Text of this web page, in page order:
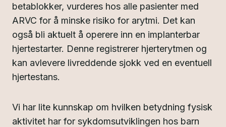
betablokker, vurderes hos alle pasienter med
ARVC for å minske risiko for arytmi. Det kan
også bli aktuelt å operere inn en implanterbar
hjertestarter. Denne registrerer hjerterytmen og
kan avlevere livreddende sjokk ved en eventuell
hjertestans.
Vi har lite kunnskap om hvilken betydning fysisk
aktivitet har for sykdomsutviklingen hos barn